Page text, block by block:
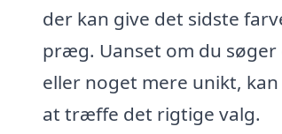
der kan give det sidste
præg. Uanset om du søger
eller noget mere unikt,
at træffe det rigtige valg.